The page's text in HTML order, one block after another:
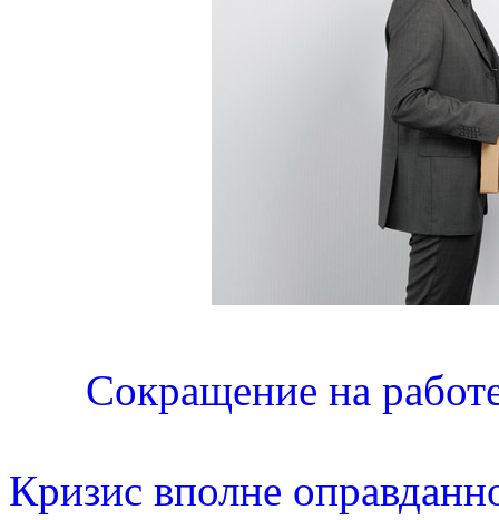
Сокращение на
Кризис вполне